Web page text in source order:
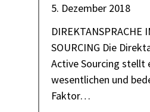
5. Dezember 2018
DIREKTANSPRACHE
SOURCING Die
Active Sourcing stellt
wesentlichen und
Faktor…